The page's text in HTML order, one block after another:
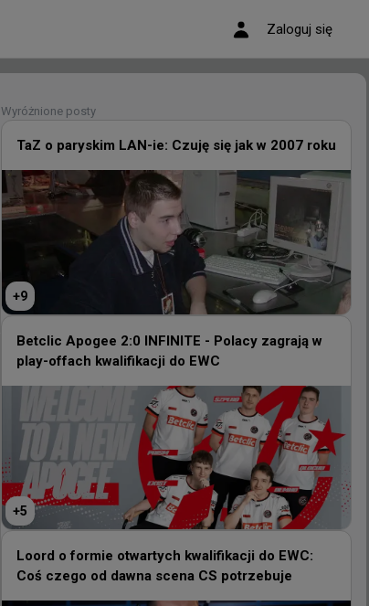
Zaloguj się
TaZ o paryskim LAN-ie: Czuję się jak w 2007 roku
Betclic Apogee 2:0 INFINITE - Polacy zagrają w
+5
Loord o formie otwartych kwalifikacji do EWC:
Coś czego od dawna scena CS potrzebuje
Wyróżnione posty
TaZ o paryskim LAN-ie: Czuję się jak w 2007 roku
+9
Betclic Apogee 2:0 INFINITE - Polacy zagrają w
play-offach kwalifikacji do EWC
+5
Loord o formie otwartych kwalifikacji do EWC:
Coś czego od dawna scena CS potrzebuje